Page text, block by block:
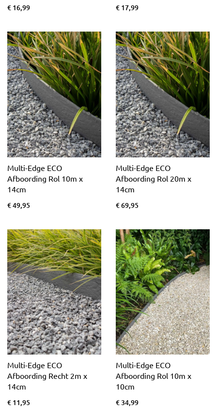
€ 16,99 € 17,99
Multi-Edge ECO
Afboording Rol 10m x
14cm
€ 49,95
Multi-Edge ECO
Afboording Rol 20m x
14cm
€ 69,95
Multi-Edge ECO
Afboording Recht 2m x
14cm
€ 11,95
Multi-Edge ECO
Afboording Rol 10m x
10cm
€ 34,99